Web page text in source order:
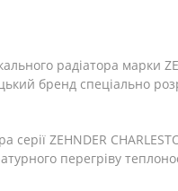
радіатора марки
бренд спеціально
серії ZEHNDER
перегріву